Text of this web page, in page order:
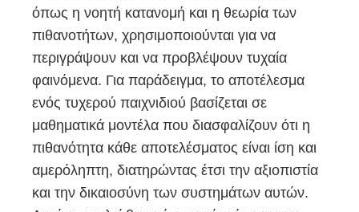
όπως η νοητή κατανομή και η θεωρία των
πιθανοτήτων, χρησιμοποιούνται για να
περιγράψουν και να προβλέψουν τυχαία
φαινόμενα. Για παράδειγμα, το αποτέλεσμα
ενός τυχερού παιχνιδιού βασίζεται σε
μαθηματικά μοντέλα που διασφαλίζουν ότι η
πιθανότητα κάθε αποτελέσματος είναι ίση και
αμερόληπτη, διατηρώντας έτσι την αξιοπιστία
και την δικαιοσύνη των συστημάτων αυτών.